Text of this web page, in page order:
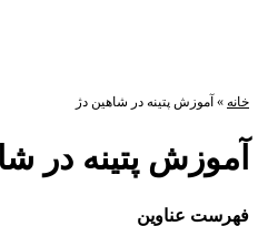
خانه » آموزش پتینه در شاهین دژ
آموزش پتینه در
فهرست عناوین